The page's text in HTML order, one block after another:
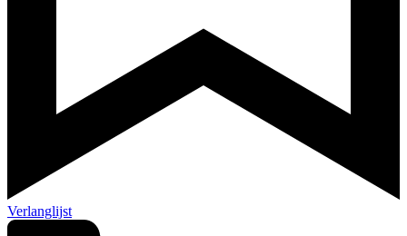
Verlanglijst